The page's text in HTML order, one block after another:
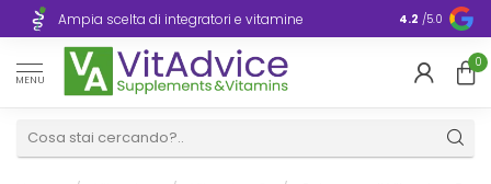
Ampia scelta di integratori e vitamine Consegna
Europa
4.2 /5.0
MENU
0